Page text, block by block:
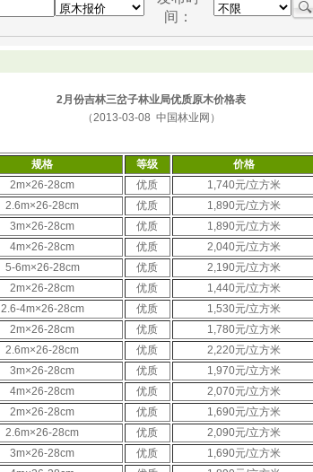
间：
2月份吉林三岔子林业局优质原木价格表
（2013-03-08 中国林业网）
规格 等级
价格
2m×26-28cm 优质
1,740元/立方米
2.6m×26-28cm 优质
1,890元/立方米
3m×26-28cm 优质
1,890元/立方米
4m×26-28cm 优质
2,040元/立方米
5-6m×26-28cm 优质
2,190元/立方米
2m×26-28cm 优质
1,440元/立方米
2.6-4m×26-28cm 优质
1,530元/立方米
2m×26-28cm 优质
1,780元/立方米
2.6m×26-28cm 优质
2,220元/立方米
3m×26-28cm 优质
1,970元/立方米
4m×26-28cm 优质
2,070元/立方米
2m×26-28cm 优质
1,690元/立方米
2.6m×26-28cm 优质
2,090元/立方米
3m×26-28cm 优质
1,690元/立方米